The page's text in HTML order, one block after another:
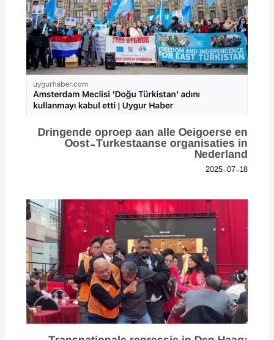
Dringende oproep aan alle Oeigoerse en
Oost-Turkestaanse organisaties in
Nederland
2025-07-18